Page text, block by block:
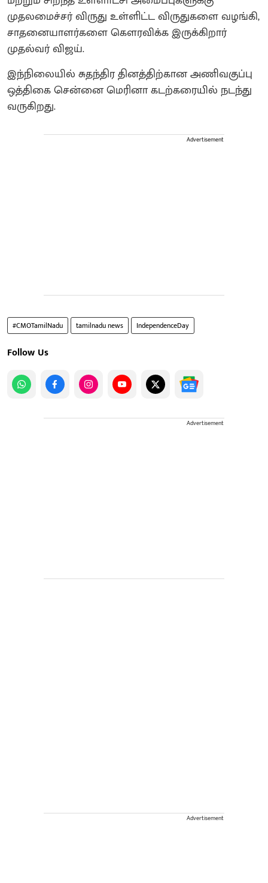
முதலமைச்சர் விருது உள்ளிட்ட விருதுகளை வழங்கி,
சாதனையாளர்களை கௌரவிக்க இருக்கிறார்
முதல்வர் விஜய்.
இந்நிலையில் சுதந்திர தினத்திற்கான அணிவகுப்பு
ஒத்திகை சென்னை மெரினா கடற்கரையில் நடந்து
வருகிறது.
Advertisement
#CMOTamilNadu tamilnadu news IndependenceDay
Follow Us
Advertisement
Advertisement